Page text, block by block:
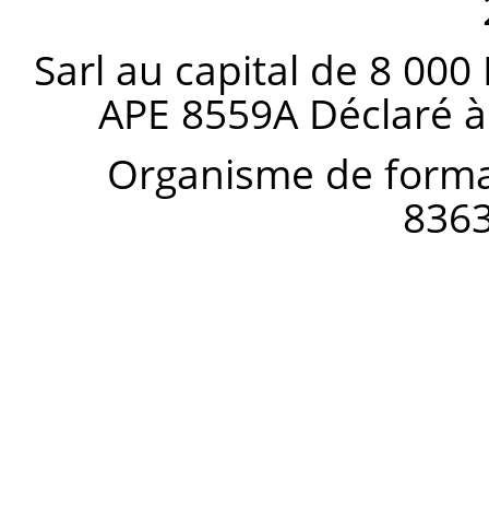
Sarl au capital de 8 000
APE 8559A Déclaré
Organisme de